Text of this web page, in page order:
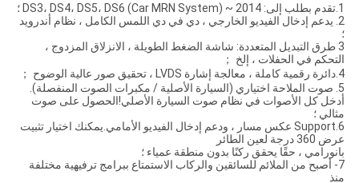
1.تقدم بطلب إلى: 2014 ~ DS3، DS4، DS5، DS6 (Car MRN System) ؛
2. يدعم إدخال الفيديو الخارجي ، دي في دي اللمس الكامل ، نظام أندرويد
؛
3 طرق التبديل المتعددة: شاشة الضغط الطويلة ، الانزلاق المزدوج ،
التحكم في الحفلات ، إلخ ；
4.دائرة رقمية كاملة ، معالجة إشارة LVDS ، تحقيق صور عالية الوضوح ；
5. صوت الملاحة اختياري (السيارة الأصلية / مكبرات الصوت المنفصلة).
أدخل كل الأصوات في نظام صوت السيارة الأصلي!الحصول على صوت
مثالي ؛
6.Support عكس مسار ، ودعم إدخال الفيديو الأمامي.يمكنك اختيار تثبيت
عرض 360 درجة لعين الطائر
بانورامي ، حقًا يحقق ركنًا بدون منطقة عمياء ؛
7- أصبح من الملائم للسائقين والركاب الاستمتاع ببرامج ترفيهية مختلفة
منذ